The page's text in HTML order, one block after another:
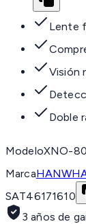
Lente
Visión
Doble
ModeloXNO-
Marca
SAT46171610
3 años de